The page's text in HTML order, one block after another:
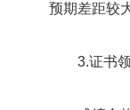
预期差距较
3.证书领